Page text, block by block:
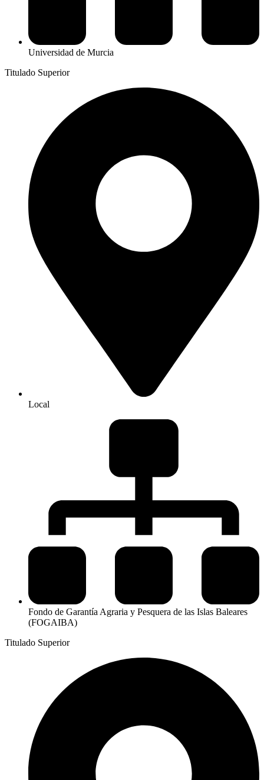
Universidad de Murcia
Titulado Superior
Local
Fondo de Garantía Agraria y Pesquera de las Islas Baleares
(FOGAIBA)
Titulado Superior